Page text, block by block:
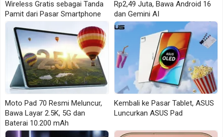
yang sama.
Perbedaan ini terjadi karena Android dipakai oleh
banyak produsen dan banyak bentuk perangkat. Ada
HP biasa, foldable, tablet, hingga perangkat layar
besar. Masing-masing membawa komponen,
antarmuka, aplikasi bawaan, dan kebijakan update
yang tidak selalu sama.
Karena itu, Android sebagai platform perlu dibedakan
Wireless Gratis sebagai Tanda
Pamit dari Pasar Smartphone
Rp2,49 Juta, Bawa Android 16
dan Gemini AI
Moto Pad 70 Resmi Meluncur,
Bawa Layar 2.5K, 5G dan
Baterai 10.200 mAh
Kembali ke Pasar Tablet, ASUS
Luncurkan ASUS Pad